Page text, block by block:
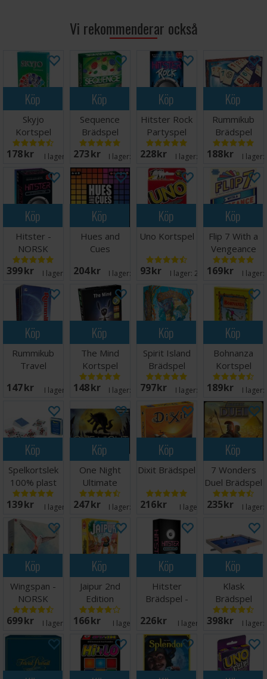
skalle förlorar du ett av dina egna kort. Håll dina kort till det
bittra slutet för att vinna detta smarta spel om bedrägeri och
uppfattning!
Antal spelare: 3-6
Ålder: 10+
Speltid: 15-45 minuter
Språk: Svenska
Vi rekommenderar också
Köp
Skyjo
Kortspel
178 SEK I lager: 10
Köp
Sequence
Brädspel
273 SEK I lager: 20+
Köp
Hitster Rock
Partyspel
228 SEK I lager: 20+
Köp
Rummikub
Brädspel
188 SEK I lager:
Köp
Hitster -
NORSK
399 SEK I lager: 20+
Köp
Hues and
Cues
Svensk
204 SEK I lager: 20+
Köp
Uno Kortspel
93 SEK I lager:20+
Köp
Flip 7 With a
Vengeance
Kortspel
169 SEK I lager:
Köp
Rummikub
Travel
Reseutgåva
147 SEK I lager: 10
Köp
The Mind
Kortspel
148 SEK I lager: 20+
Köp
Spirit Island
Brädspel
797 SEK I lager: 20+
Köp
Bohnanza
Kortspel
189 SEK I lager:
Köp
Spelkortslek
100% plast
139 SEK I lager: 13
Köp
One Night
Ultimate
Werewolf
Brädspel
247 SEK I lager: 20+
Köp
Dixit Brädspel
216 SEK I lager: 5
Köp
7 Wonders
Duel Brädspel
- Svensk
235 SEK I lager:
Köp
Wingspan -
NORSK
699 SEK I lager: 20+
Köp
Jaipur 2nd
Edition
Brädspel
166 SEK I lager: 1
Köp
Hitster
Brädspel -
utgåva
226 SEK I lager: 15
Köp
Klask
Brädspel
398 SEK I lager: